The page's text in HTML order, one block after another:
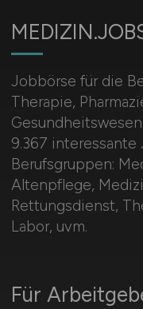
Jobbörse für die
Therapie,
Gesundheitswesen.
9.367 interessante
Berufsgruppen:
Altenpflege,
Rettungsdienst,
Labor, uvm.
Für